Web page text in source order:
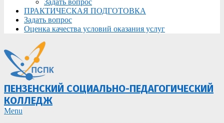
Задать вопрос
ПРАКТИЧЕСКАЯ ПОДГОТОВКА
Задать вопрос
Оценка качества условий оказания услуг
ПЕНЗЕНСКИЙ СОЦИАЛЬНО-ПЕДАГОГИЧЕСКИЙ
КОЛЛЕДЖ
Primary
Menu